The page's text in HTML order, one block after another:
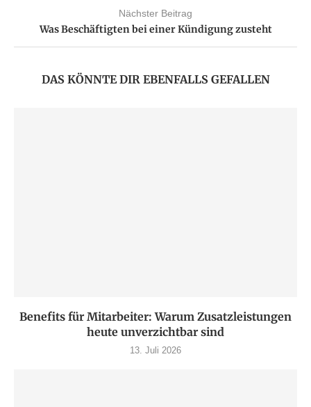
Nächster Beitrag
Was Beschäftigten bei einer Kündigung zusteht
DAS KÖNNTE DIR EBENFALLS GEFALLEN
Benefits für Mitarbeiter: Warum Zusatzleistungen
heute unverzichtbar sind
13. Juli 2026